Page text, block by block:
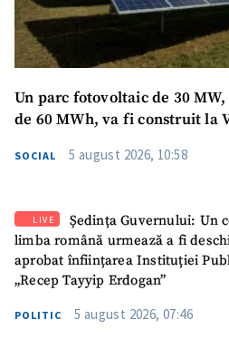
Un parc fotovoltaic de 30
de 60 MWh, va fi construit la
SOCIAL 5 august 2026, 10:58
LIVE
Ședința Guvernului: Un
limba română urmează a fi
aprobat înființarea Instituției
„Recep Tayyip Erdogan”
POLITIC 5 august 2026, 07:46